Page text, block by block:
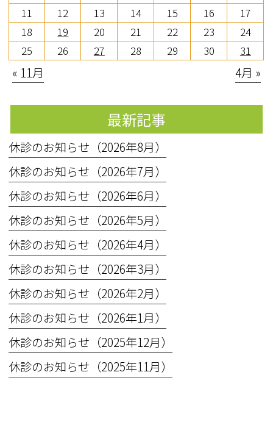
11
12 13 14 15 16
17
18
19 20 21 22 23
24
25
26 27 28 29 30 31
« 11月 4月 »
最新記事
休診のお知らせ（2026年8月）
休診のお知らせ（2026年7月）
休診のお知らせ（2026年6月）
休診のお知らせ（2026年5月）
休診のお知らせ（2026年4月）
休診のお知らせ（2026年3月）
休診のお知らせ（2026年2月）
休診のお知らせ（2026年1月）
休診のお知らせ（2025年12月）
休診のお知らせ（2025年11月）